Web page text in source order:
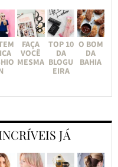
FAÇA
VOCÊ
MESMA
TOP 10
DA
BLOGU
EIRA
O BOM
DA
BAHIA
JÁ